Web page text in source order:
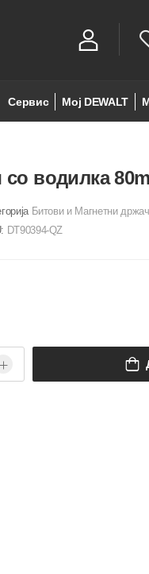
Сервис Мој DEWALT
водилка
Битови и Магнетни
DT90394-QZ